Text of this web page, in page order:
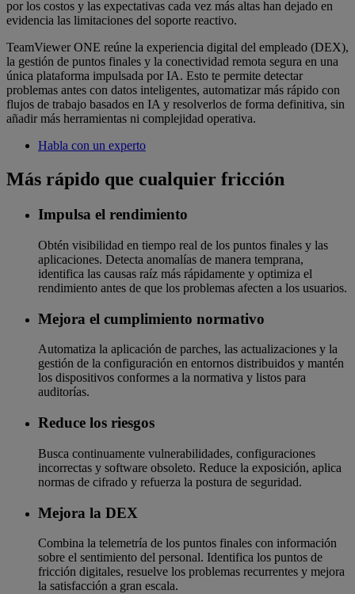
por los costos y las expectativas cada vez más altas han dejado en
evidencia las limitaciones del soporte reactivo.
TeamViewer ONE reúne la experiencia digital del empleado (DEX),
la gestión de puntos finales y la conectividad remota segura en una
única plataforma impulsada por IA. Esto te permite detectar
problemas antes con datos inteligentes, automatizar más rápido con
flujos de trabajo basados en IA y resolverlos de forma definitiva, sin
añadir más herramientas ni complejidad operativa.
Habla con un experto
Más rápido que cualquier fricción
Impulsa el rendimiento
Obtén visibilidad en tiempo real de los puntos finales y las
aplicaciones. Detecta anomalías de manera temprana,
identifica las causas raíz más rápidamente y optimiza el
rendimiento antes de que los problemas afecten a los usuarios.
Mejora el cumplimiento normativo
Automatiza la aplicación de parches, las actualizaciones y la
gestión de la configuración en entornos distribuidos y mantén
los dispositivos conformes a la normativa y listos para
auditorías.
Reduce los riesgos
Busca continuamente vulnerabilidades, configuraciones
incorrectas y software obsoleto. Reduce la exposición, aplica
normas de cifrado y refuerza la postura de seguridad.
Mejora la DEX
Combina la telemetría de los puntos finales con información
sobre el sentimiento del personal. Identifica los puntos de
fricción digitales, resuelve los problemas recurrentes y mejora
la satisfacción a gran escala.